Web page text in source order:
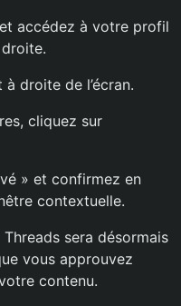
accédez à votre profil
droite de l’écran.
cliquez sur
» et confirmez en
contextuelle.
sera désormais
vous approuvez
contenu.